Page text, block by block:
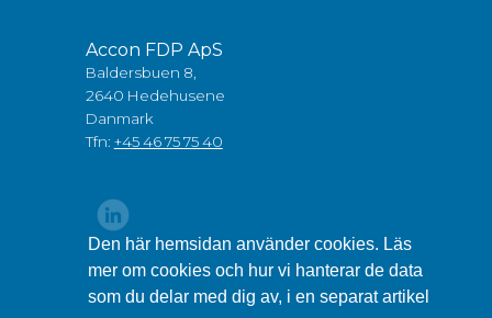
Den här hemsidan använder cookies. Läs
mer om cookies och hur vi hanterar de data
som du delar med dig av, i en separat artikel
Accon FDP ApS
Baldersbuen 8,
2640 Hedehusene
Danmark
Tfn: +45 46 75 75 40